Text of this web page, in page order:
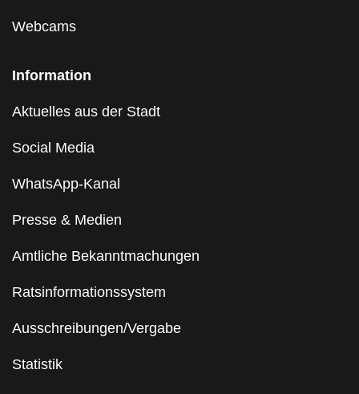
Webcams
Information
Aktuelles aus der Stadt
Social Media
WhatsApp-Kanal
Presse & Medien
Amtliche Bekanntmachungen
Ratsinformationssystem
Ausschreibungen/Vergabe
Statistik